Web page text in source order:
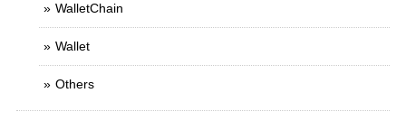
WalletChain
Wallet
Others